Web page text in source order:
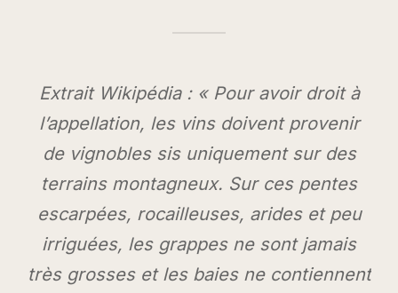
Extrait Wikipédia : « Pour avoir droit à
l’appellation, les vins doivent provenir
de vignobles sis uniquement sur des
terrains montagneux. Sur ces pentes
escarpées, rocailleuses, arides et peu
irriguées, les grappes ne sont jamais
très grosses et les baies ne contiennent